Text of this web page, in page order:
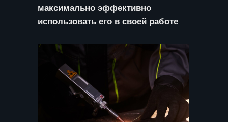
максимально эффективно
использовать его в своей работе